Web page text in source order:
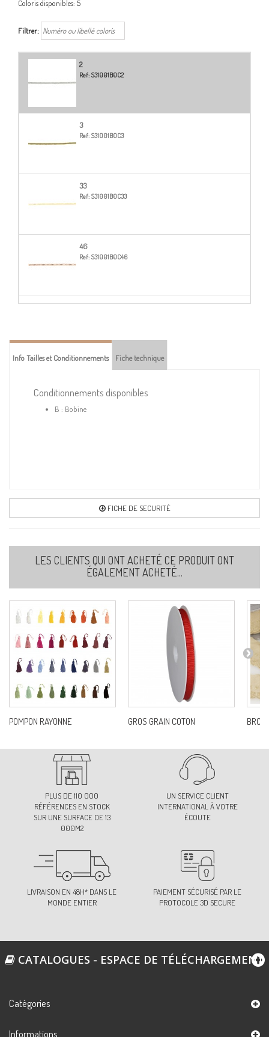
Coloris disponibles: 5
Filtrer:
2
Ref: S31001B0C2
3
Ref: S31001B0C3
33
Ref: S31001B0C33
46
Ref: S31001B0C46
100-LAITON
Info Tailles et Conditionnements Fiche technique
Conditionnements disponibles
B : Bobine
FICHE DE SECURITÉ
LES CLIENTS QUI ONT ACHETÉ CE PRODUIT ONT
ÉGALEMENT ACHETÉ...
POMPON RAYONNE GROS GRAIN COTON
PLUS DE 110 000
RÉFÉRENCES EN STOCK
SUR UNE SURFACE DE 13
000M2
UN SERVICE CLIENT
INTERNATIONAL À VOTRE
ÉCOUTE
LIVRAISON EN 48H* DANS LE
MONDE ENTIER
PAIEMENT SÉCURISÉ PAR LE
PROTOCOLE 3D SECURE
CATALOGUES - ESPACE DE TÉLÉCHARGEMENT
Catégories
Informations